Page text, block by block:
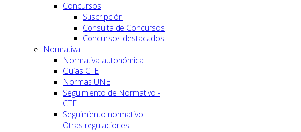
Concursos
Suscripción
Consulta de Concursos
Concursos destacados
Normativa
Normativa autonómica
Guías CTE
Normas UNE
Seguimiento de Normativo -
CTE
Seguimiento normativo -
Otras regulaciones